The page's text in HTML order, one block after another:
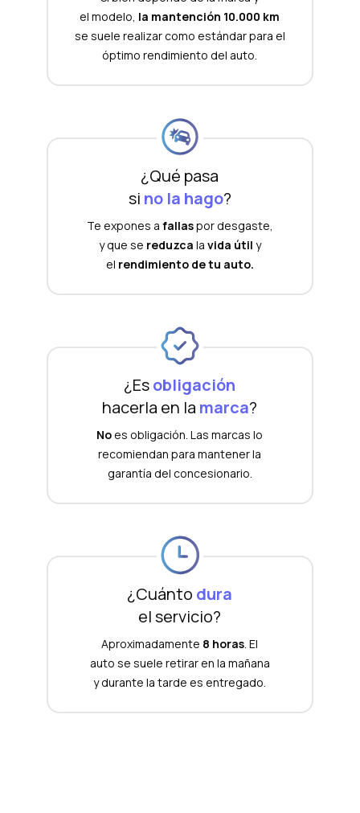
el modelo, la mantención 10.000 km
se suele realizar como estándar para el
óptimo rendimiento del auto.
¿Qué pasa
si no la hago?
Te expones a fallaspor desgaste,
y que se reduzca la vida útil y
el rendimiento de tu auto.
¿Esobligación
hacerla en la marca?
Noes obligación. Las marcas lo
recomiendan para mantener la
garantía del concesionario.
¿Cuánto dura
el servicio?
Aproximadamente 8 horas . El
auto se suele retirar en la mañana
y durante la tarde es entregado.